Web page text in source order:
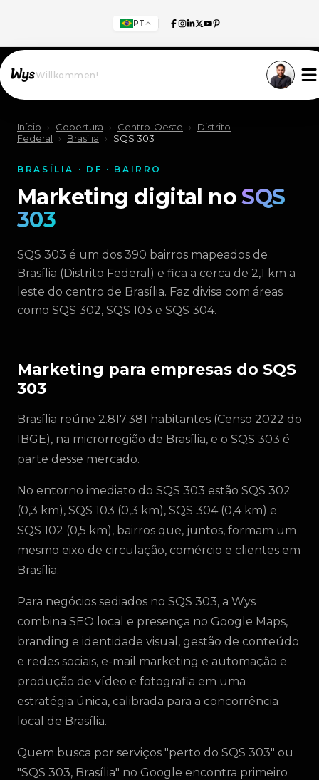
PT
Willkommen!
Início › Cobertura › Centro-Oeste ›
Distrito
Federal
› Brasília › SQS 303
BRASÍLIA · DF · BAIRRO
Marketing digital noSQS
303
SQS 303 é um dos 390 bairros mapeados de
Brasília (Distrito Federal) e fica a cerca de 2,1 km a
leste do centro de Brasília. Faz divisa com áreas
como SQS 302, SQS 103 e SQS 304.
Marketing para empresas do SQS
303
Brasília reúne 2.817.381 habitantes (Censo 2022 do
IBGE), na microrregião de Brasília, e o SQS 303 é
parte desse mercado.
No entorno imediato do SQS 303 estão SQS 302
(0,3 km), SQS 103 (0,3 km), SQS 304 (0,4 km) e
SQS 102 (0,5 km), bairros que, juntos, formam um
mesmo eixo de circulação, comércio e clientes em
Brasília.
Para negócios sediados no SQS 303, a Wys
combina SEO local e presença no Google Maps,
branding e identidade visual, gestão de conteúdo
e redes sociais, e-mail marketing e automação e
produção de vídeo e fotografia em uma
estratégia única, calibrada para a concorrência
local de Brasília.
Quem busca por serviços "perto do SQS 303" ou
"SQS 303, Brasília" no Google encontra primeiro